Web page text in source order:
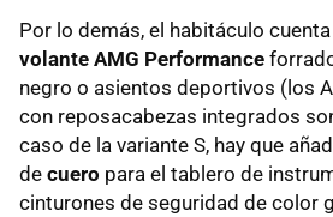
Por lo demás, el habitáculo
volante AMG Performance
negro o asientos deportivos (los
con reposacabezas integrados
caso de la variante S, hay que
de cuero para el tablero de
cinturones de seguridad de color